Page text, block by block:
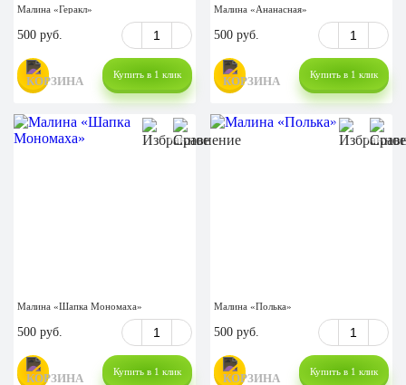
Малина «Геракл»
500 руб.
Купить в 1 клик
Малина «Ананасная»
500 руб.
Купить в 1 клик
Малина «Шапка Мономаха»
500 руб.
Купить в 1 клик
Малина «Полька»
500 руб.
Купить в 1 клик